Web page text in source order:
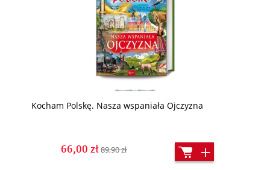
Kocham Polskę. Nasza wspaniała Ojczyzna
66,00 zł89,90 zł